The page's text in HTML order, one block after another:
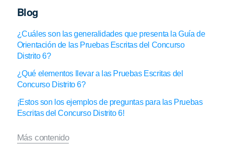
Blog
¿Cuáles son las generalidades que presenta la Guía de
Orientación de las Pruebas Escritas del Concurso
Distrito 6?
¿Qué elementos llevar a las Pruebas Escritas del
Concurso Distrito 6?
¡Estos son los ejemplos de preguntas para las Pruebas
Escritas del Concurso Distrito 6!
Más contenido